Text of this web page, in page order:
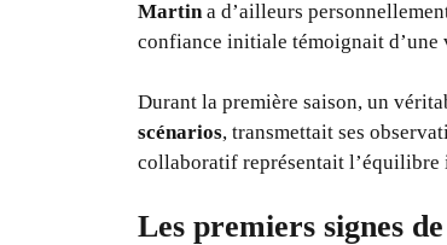
Martin a d’ailleurs
confiance initiale témoignait d’une
Durant la première saison, un
scénarios, transmettait ses
collaboratif représentait l’équilibre
Les premiers signes